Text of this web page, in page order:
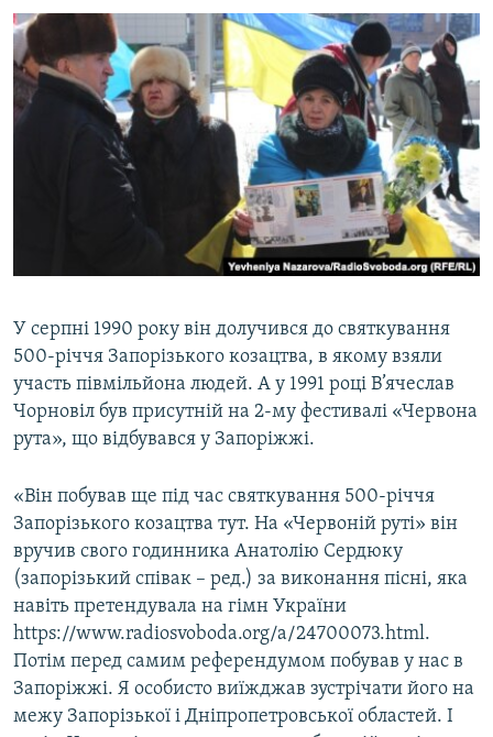
У серпні 1990 року він долучився до святкування
500-річчя Запорізького козацтва, в якому взяли
участь півмільйона людей. А у 1991 році В’ячеслав
Чорновіл був присутній на 2-му фестивалі «Червона
рута», що відбувався у Запоріжжі.
«Він побував ще під час святкування 500-річчя
Запорізького козацтва тут. На «Червоній руті» він
вручив свого годинника Анатолію Сердюку
(запорізький співак – ред.) за виконання пісні, яка
навіть претендувала на гімн України
https://www.radiosvoboda.org/a/24700073.html.
Потім перед самим референдумом побував у нас в
Запоріжжі. Я особисто виїжджав зустрічати його на
межу Запорізької і Дніпропетровської областей. І